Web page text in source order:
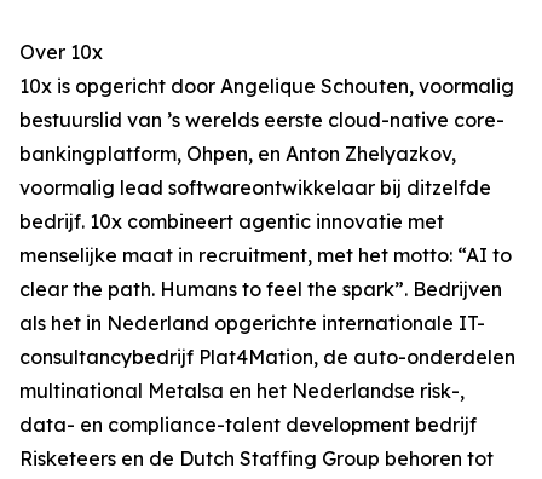
Over 10x
10x is opgericht door Angelique Schouten, voormalig
bestuurslid van ’s werelds eerste cloud-native core-
bankingplatform, Ohpen, en Anton Zhelyazkov,
voormalig lead softwareontwikkelaar bij ditzelfde
bedrijf. 10x combineert agentic innovatie met
menselijke maat in recruitment, met het motto: “AI to
clear the path. Humans to feel the spark”. Bedrijven
als het in Nederland opgerichte internationale IT-
consultancybedrijf Plat4Mation, de auto-onderdelen
multinational Metalsa en het Nederlandse risk-,
data- en compliance-talent development bedrijf
Risketeers en de Dutch Staffing Group behoren tot